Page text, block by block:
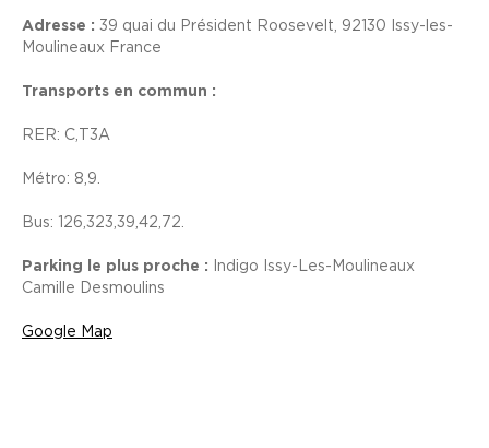
Adresse : 39 quai du Président Roosevelt, 92130 Issy-les-
Moulineaux France
Transports en commun :
RER: C T3A
Métro: 8 9
Bus: 126 323 39 42 72
Parking le plus proche : Indigo Issy-Les-Moulineaux
Camille Desmoulins
Google Map